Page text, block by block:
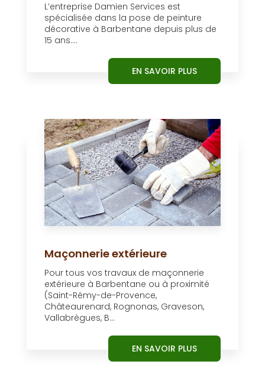
L’entreprise Damien Services est
spécialisée dans la pose de peinture
décorative à Barbentane depuis plus de
15 ans....
EN SAVOIR PLUS
Maçonnerie extérieure
Pour tous vos travaux de maçonnerie
extérieure à Barbentane ou à proximité
(Saint-Rémy-de-Provence,
Châteaurenard, Rognonas, Graveson,
Vallabrègues, B...
EN SAVOIR PLUS